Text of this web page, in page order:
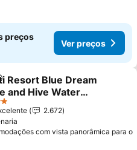
preços
Ver preços
aos favoritos
Resort Blue Dream
and Hive Water
2.672
com vista panorâmica para o